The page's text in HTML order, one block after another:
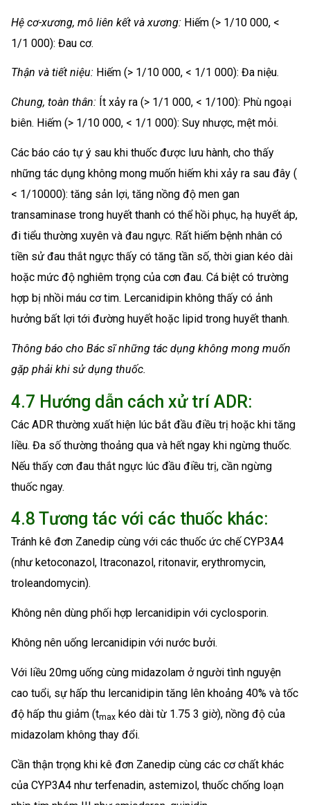
Hệ cơ-xương, mô liên kết và xương: Hiếm (> 1/10 000, <
1/1 000): Đau cơ.
Thận và tiết niệu: Hiếm (> 1/10 000, < 1/1 000): Đa niệu.
Chung, toàn thân: Ít xảy ra (> 1/1 000, < 1/100): Phù ngoại
biên. Hiếm (> 1/10 000, < 1/1 000): Suy nhược, mệt mỏi.
Các báo cáo tự ý sau khi thuốc được lưu hành, cho thấy
những tác dụng không mong muốn hiếm khi xảy ra sau đây (
< 1/10000): tăng sản lợi, tăng nồng độ men gan
transaminase trong huyết thanh có thể hồi phục, hạ huyết áp,
đi tiểu thường xuyên và đau ngực. Rất hiếm bệnh nhân có
tiền sử đau thắt ngực thấy có tăng tần số, thời gian kéo dài
hoặc mức độ nghiêm trọng của cơn đau. Cá biệt có trường
hợp bị nhồi máu cơ tim. Lercanidipin không thấy có ảnh
hưởng bất lợi tới đường huyết hoặc lipid trong huyết thanh.
Thông báo cho Bác sĩ những tác dụng không mong muốn
gặp phải khi sử dụng thuốc.
4.7 Hướng dẫn cách xử trí ADR:
Các ADR thường xuất hiện lúc bắt đầu điều trị hoặc khi tăng
liều. Đa số thường thoảng qua và hết ngay khi ngừng thuốc.
Nếu thấy cơn đau thắt ngực lúc đầu điều trị, cần ngừng
thuốc ngay.
4.8 Tương tác với các thuốc khác:
Tránh kê đơn Zanedip cùng với các thuốc ức chế CYP3A4
(như ketoconazol, Itraconazol, ritonavir, erythromycin,
troleandomycin).
Không nên dùng phối hợp lercanidipin với cyclosporin.
Không nên uống lercanidipin với nước bưởi.
Với liều 20mg uống cùng midazolam ở người tình nguyện
cao tuổi, sự hấp thu lercanidipin tăng lên khoảng 40% và tốc
độ hấp thu giảm (tmax kéo dài từ 1.75 3 giờ), nồng độ của
midazolam không thay đổi.
Cần thận trọng khi kê đơn Zanedip cùng các cơ chất khác
của CYP3A4 như terfenadin, astemizol, thuốc chống loạn